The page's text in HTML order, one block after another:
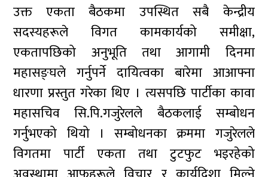
उक्त एकता बैठकमा उपस्थित सबै केन्द्रीय
सदस्यहरूले विगत कामकार्यको समीक्षा,
एकतापछिको अनुभूति तथा आगामी दिनमा
महासङ्घले गर्नुपर्ने दायित्वका बारेमा आआफ्ना
धारणा प्रस्तुत गरेका थिए । त्यसपछि पार्टीका कावा
महासचिव सि.पि.गजुरेलले बैठकलाई सम्बोधन
गर्नुभएको थियो । सम्बोधनका क्रममा गजुरेलले
विगतमा पार्टी एकता तथा टुटफुट भइरहेको